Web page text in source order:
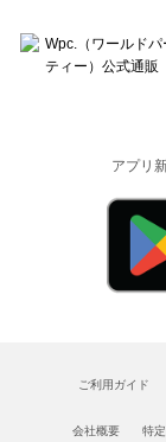
アプリ
ご利用ガイド
会社概要 特